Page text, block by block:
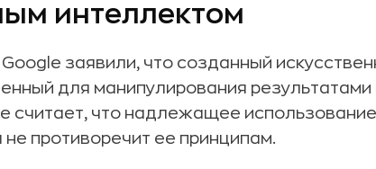
интеллектом
заявили, что созданный
для манипулирования результатами
считает, что надлежащее
противоречит ее принципам.